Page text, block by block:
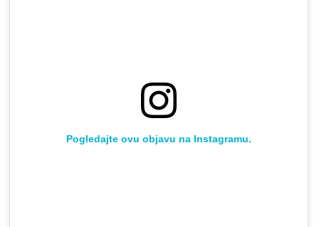
Pogledajte ovu objavu na Instagramu.